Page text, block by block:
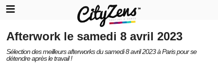
Afterwork le samedi 8 avril 2023
Sélection des meilleurs afterworks du samedi 8 avril 2023 à Paris pour se
détendre après le travail !